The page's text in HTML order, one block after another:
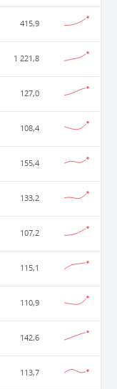
415,9
1 221,8
127,0
108,4
155,4
133,2
107,2
115,1
110,9
142,6
113,7